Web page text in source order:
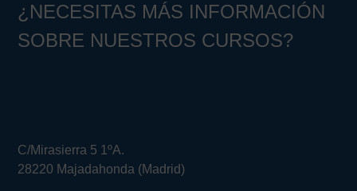
¿NECESITAS MÁS INFORMACIÓN
SOBRE NUESTROS CURSOS?
C/Mirasierra 5 1ºA.
28220 Majadahonda (Madrid)